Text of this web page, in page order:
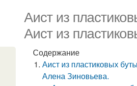
Аист из
Аист из
Содержание
Аист из пластиковых
Алена Зиновьева.